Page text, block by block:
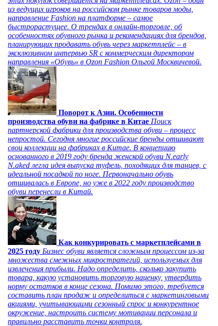
из ведущих игроков на российском рынке товаров моды,
направление Fashion на платформе – самое
быстрорастущее. О трендах в онлайн-торговле, об
особенностях обувного рынка и рекомендациях для брендов,
планирующих продавать обувь через маркетплейс – в
эксклюзивном интервью SR с коммерческим директором
направления «Обувь» в Ozon Fashion Ольгой Москвичевой.
Поворот к Азии. Особенности
производства обуви на фабрике в Китае Поиск
партнерской фабрики для производства обуви – процесс
непростой. Сегодня многие российские бренды отшивают
свои коллекции на фабриках в Китае. В концепцию
основанного в 2019 году бренда женской обуви N.early
N.aked легла идея выпуска туфель, походящих для танцев, с
идеальной посадкой по ноге. Первоначально обувь
отшивалась в Европе, но уже в 2022 году производство
обуви перенесли в Китай.
Как конкурировать с маркетплейсами в
2025 году Бизнес обуви является сложным процессом из-за
множества смежных микростратегий, используемых для
извлечения прибыли. Надо определить, сколько закупить
товара, какую установить торговую наценку, утвердить
норму остатков в конце сезона. Помимо этого, требуется
составить план продаж и определиться с маркетинговыми
акциями, учитывающими сезонный спрос и конкурентное
окружение, настроить систему мотивации персонала и
правильно расставить точки контроля.